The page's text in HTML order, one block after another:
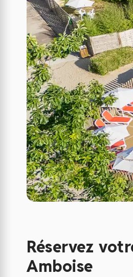
Réservez
Amboise